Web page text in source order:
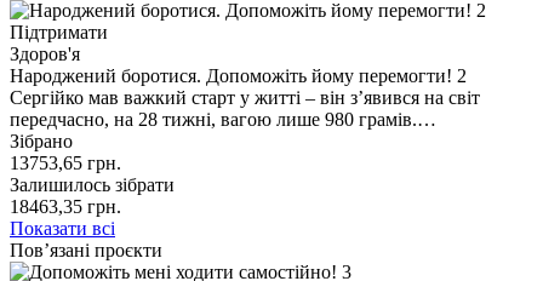
Підтримати
Здоров'я
Народжений боротися. Допоможіть йому перемогти! 2
Сергійко мав важкий старт у житті – він з’явився на світ
передчасно, на 28 тижні, вагою лише 980 грамів.…
Зібрано
13753,65 грн.
Залишилось зібрати
18463,35 грн.
Показати всі
Пов’язані проєкти